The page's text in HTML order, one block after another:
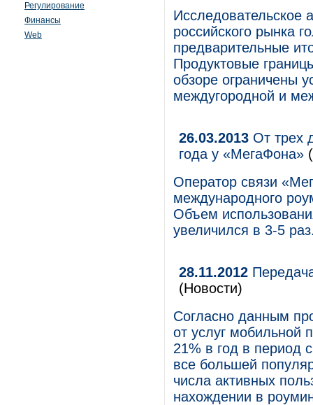
Регулирование
Финансы
Web
Исследовательское
российского рынка
предварительные
Продуктовые
обзоре ограничены
междугородной и
26.03.2013 От трех
года у «МегаФона»
Оператор связи
международного
Объем
увеличился в 3-5
28.11.2012
(Новости)
Согласно данным
от услуг мобильной
21% в год в период
все большей
числа активных
нахождении в